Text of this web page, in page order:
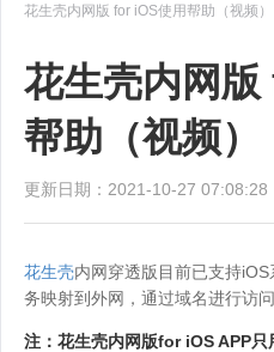
花生壳内网版 for iOS使用帮助（视频）
花生壳内网
帮助（视频）
更新日期：2021-10-27 07:08:28
花生壳内网穿透版目前已支持
务映射到外网，通过域名进行访问
注：花生壳内网版for iOS APP